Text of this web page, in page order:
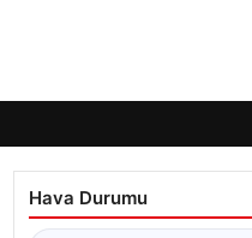
Hava Durumu